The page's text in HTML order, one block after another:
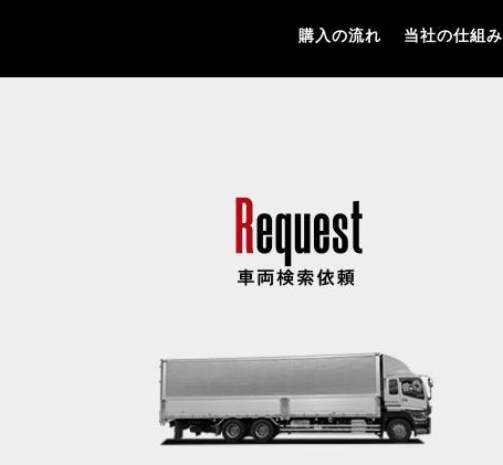
購入の流れ 当社の仕組み